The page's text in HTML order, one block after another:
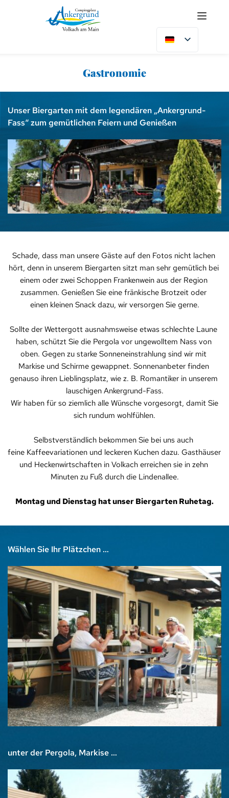
Gastronomie
Unser Biergarten mit dem legendären „Ankergrund-
Fass“ zum gemütlichen Feiern und Genießen
Schade, dass man unsere Gäste auf den Fotos nicht lachen
hört, denn in unserem Biergarten sitzt man sehr gemütlich bei
einem oder zwei Schoppen Frankenwein aus der Region
zusammen. Genießen Sie eine fränkische Brotzeit oder
einen kleinen Snack dazu, wir versorgen Sie gerne.
Sollte der Wettergott ausnahmsweise etwas schlechte Laune
haben, schützt Sie die Pergola vor ungewolltem Nass von
oben. Gegen zu starke Sonneneinstrahlung sind wir mit
Markise und Schirme gewappnet. Sonnenanbeter finden
genauso ihren Lieblingsplatz, wie z. B. Romantiker in unserem
lauschigen Ankergrund-Fass.
sich rundum wohlfühlen.
Selbstverständlich bekommen Sie bei uns auch
feine Kaffeevariationen und leckeren Kuchen dazu. Gasthäuser
und Heckenwirtschaften in Volkach erreichen sie in zehn
Minuten zu Fuß durch die Lindenallee.
Montag und Dienstag hat unser Biergarten Ruhetag.
Wählen Sie Ihr Plätzchen …
unter der Pergola, Markise …